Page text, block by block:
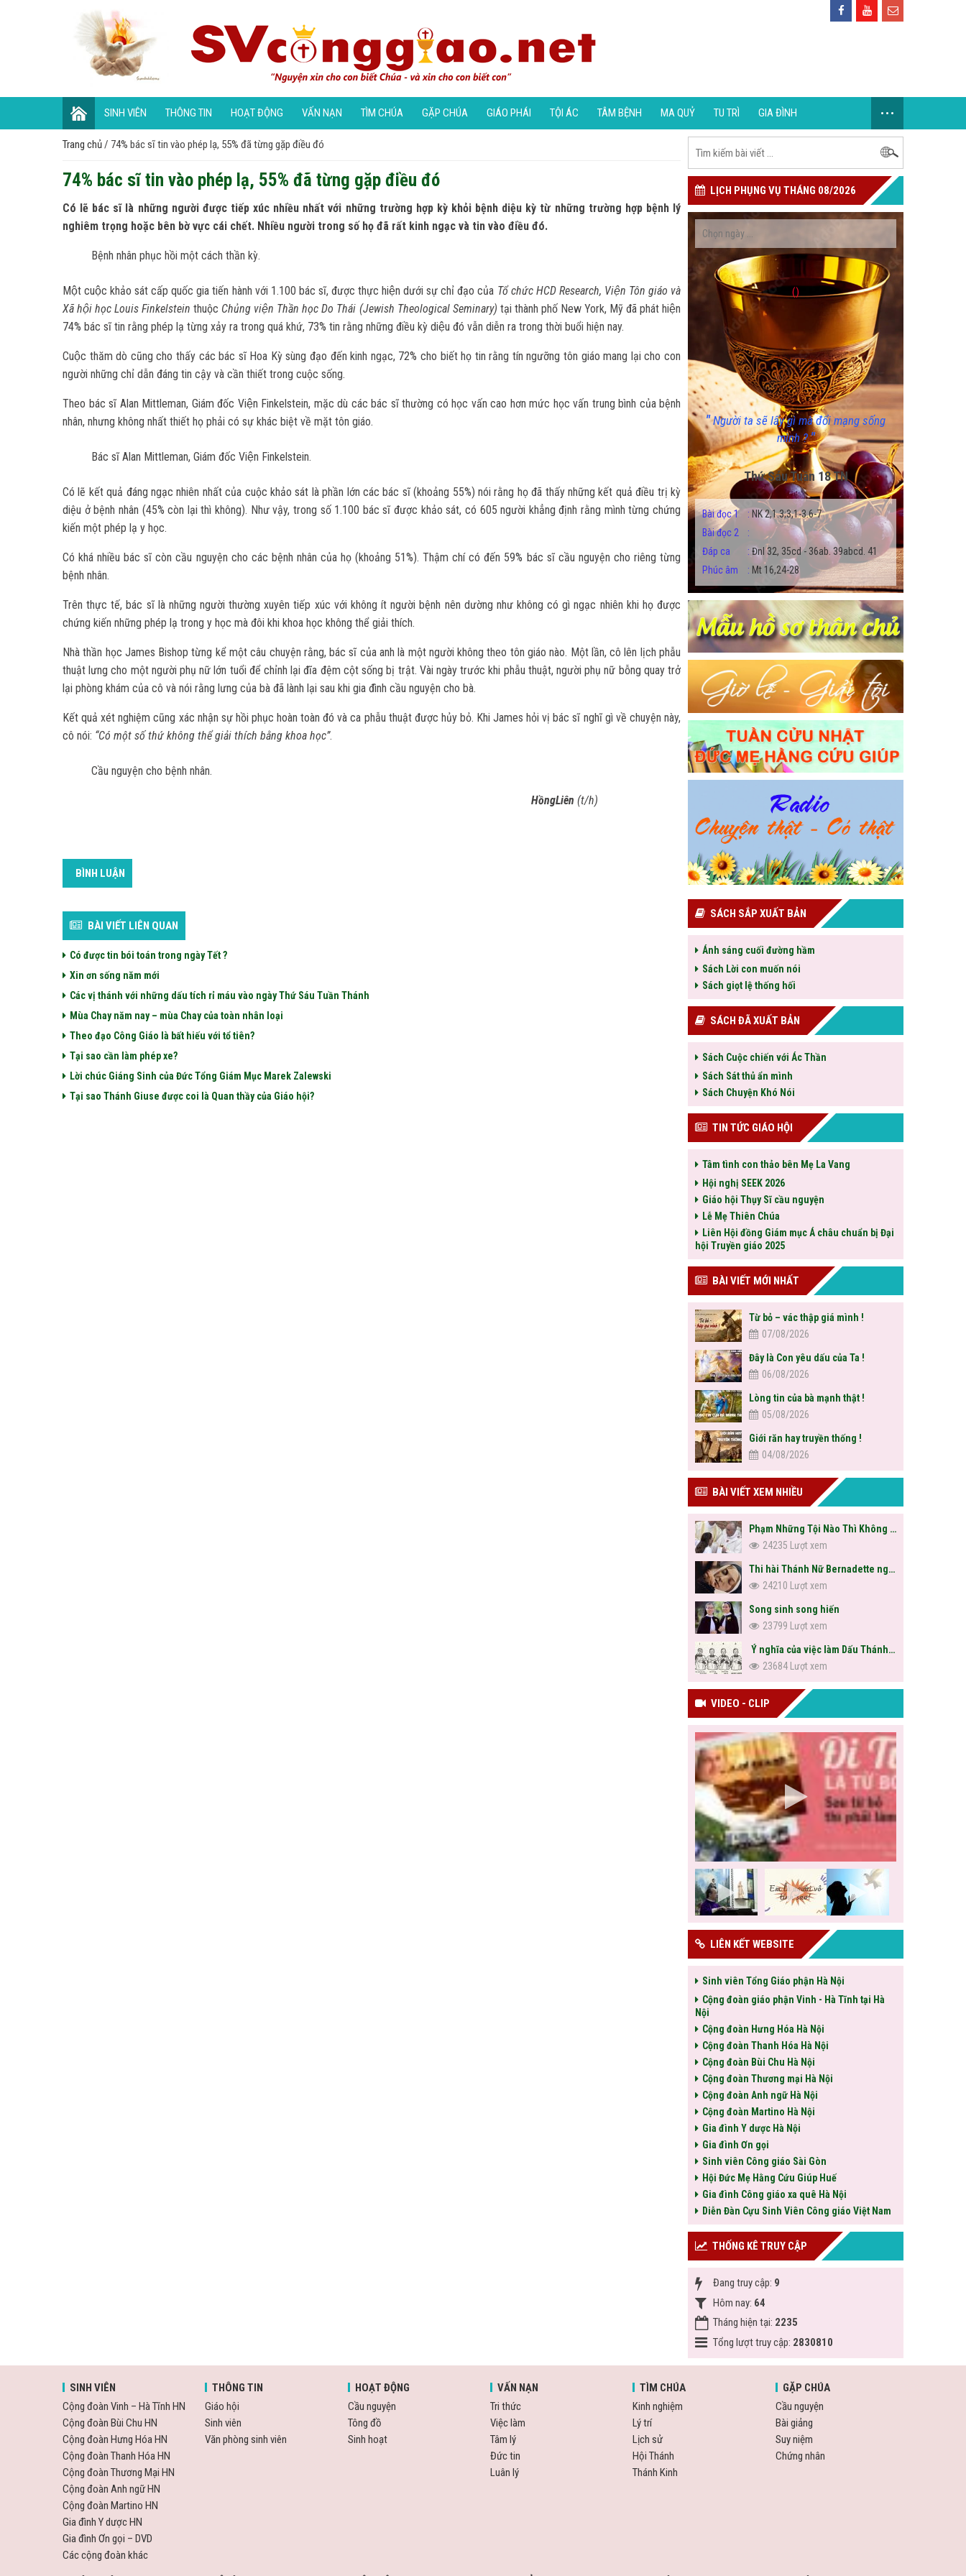
SINH VIÊN THÔNG TIN HOẠT ĐỘNG VẤN NẠN TÌM CHÚA GẶP CHÚA GIÁO PHÁI TỘI ÁC TÂM BỆNH MA QUỶ TU TRÌ GIA ĐÌNH ...
Trang chủ/ 74% bác sĩ tin vào phép lạ, 55% đã từng gặp điều đó
74% bác sĩ tin vào phép lạ, 55% đã từng gặp điều đó
Có lẽ bác sĩ là những người được tiếp xúc nhiều nhất với những trường hợp kỳ khỏi bệnh diệu kỳ từ những trường hợp bệnh lý
nghiêm trọng hoặc bên bờ vực cái chết. Nhiều người trong số họ đã rất kinh ngạc và tin vào điều đó.
Bệnh nhân phục hồi một cách thần kỳ.
Một cuộc khảo sát cấp quốc gia tiến hành với 1.100 bác sĩ, được thực hiện dưới sự chỉ đạo của Tổ chức HCD Research, Viện Tôn giáo và
Xã hội học Louis Finkelstein thuộc Chủng viện Thần học Do Thái (Jewish Theological Seminary) tại thành phố New York, Mỹ đã phát hiện
74% bác sĩ tin rằng phép lạ từng xảy ra trong quá khứ, 73% tin rằng những điều kỳ diệu đó vẫn diễn ra trong thời buổi hiện nay.
Cuộc thăm dò cũng cho thấy các bác sĩ Hoa Kỳ sùng đạo đến kinh ngạc, 72% cho biết họ tin rằng tín ngưỡng tôn giáo mang lại cho con
người những chỉ dẫn đáng tin cậy và cần thiết trong cuộc sống.
Theo bác sĩ Alan Mittleman, Giám đốc Viện Finkelstein, mặc dù các bác sĩ thường có học vấn cao hơn mức học vấn trung bình của bệnh
nhân, nhưng không nhất thiết họ phải có sự khác biệt về mặt tôn giáo.
Bác sĩ Alan Mittleman, Giám đốc Viện Finkelstein.
Có lẽ kết quả đáng ngạc nhiên nhất của cuộc khảo sát là phần lớn các bác sĩ (khoảng 55%) nói rằng họ đã thấy những kết quả điều trị kỳ
diệu ở bệnh nhân (45% còn lại thì không). Như vậy, trong số 1.100 bác sĩ được khảo sát, có 605 người khẳng định rằng mình từng chứng
kiến một phép lạ y học.
Có khá nhiều bác sĩ còn cầu nguyện cho các bệnh nhân của họ (khoảng 51%). Thậm chí có đến 59% bác sĩ cầu nguyện cho riêng từng
bệnh nhân.
Trên thực tế, bác sĩ là những người thường xuyên tiếp xúc với không ít người bệnh nên dường như không có gì ngạc nhiên khi họ được
chứng kiến những phép lạ trong y học mà đôi khi khoa học không thể giải thích.
Nhà thần học James Bishop từng kể một câu chuyện rằng, bác sĩ của anh là một người không theo tôn giáo nào. Một lần, cô lên lịch phẫu
thuật lưng cho một người phụ nữ lớn tuổi để chỉnh lại đĩa đệm cột sống bị trật. Vài ngày trước khi phẫu thuật, người phụ nữ bỗng quay trở
lại phòng khám của cô và nói rằng lưng của bà đã lành lại sau khi gia đình cầu nguyện cho bà.
Kết quả xét nghiệm cũng xác nhận sự hồi phục hoàn toàn đó và ca phẫu thuật được hủy bỏ. Khi James hỏi vị bác sĩ nghĩ gì về chuyện này,
cô nói: “Có một số thứ không thể giải thích bằng khoa học”.
Cầu nguyện cho bệnh nhân.
HồngLiên (t/h)
BÌNH LUẬN
BÀI VIẾT LIÊN QUAN
Có được tin bói toán trong ngày Tết ?
Xin ơn sống năm mới
Các vị thánh với những dấu tích rỉ máu vào ngày Thứ Sáu Tuần Thánh
Mùa Chay năm nay – mùa Chay của toàn nhân loại
Theo đạo Công Giáo là bất hiếu với tổ tiên?
Tại sao cần làm phép xe?
Lời chúc Giáng Sinh của Đức Tổng Giám Mục Marek Zalewski
Tại sao Thánh Giuse được coi là Quan thầy của Giáo hội?
LỊCH PHỤNG VỤ THÁNG 08/2026
()
"Người ta sẽ lấy gì mà đổi mạng sống
mình ?"
Thứ Sáu Tuần 18 TN
Bài đọc 1 : NK 2,1.3;3,1-3.6-7
Bài đọc 2
:
Đáp ca
: Đnl 32, 35cd - 36ab. 39abcd. 41
Phúc âm
: Mt 16,24-28
SÁCH SẮP XUẤT BẢN
Ánh sáng cuối đường hầm
Sách Lời con muốn nói
Sách giọt lệ thống hối
SÁCH ĐÃ XUẤT BẢN
Sách Cuộc chiến với Ác Thần
Sách Sát thủ ẩn mình
Sách Chuyện Khó Nói
TIN TỨC GIÁO HỘI
Tâm tình con thảo bên Mẹ La Vang
Hội nghị SEEK 2026
Giáo hội Thụy Sĩ cầu nguyện
Lễ Mẹ Thiên Chúa
Liên Hội đồng Giám mục Á châu chuẩn bị Đại
hội Truyền giáo 2025
BÀI VIẾT MỚI NHẤT
Từ bỏ – vác thập giá mình !
07/08/2026
Đây là Con yêu dấu của Ta !
06/08/2026
Lòng tin của bà mạnh thật !
05/08/2026
Giới răn hay truyền thống !
04/08/2026
BÀI VIẾT XEM NHIỀU
Phạm Những Tội Nào Thì Không Được Rước Lễ?
24235 Lượt xem
Thi hài Thánh Nữ Bernadette nguyên vẹn sau hơn trăm năm
24210 Lượt xem
Song sinh song hiến
23799 Lượt xem
Ý nghĩa của việc làm Dấu Thánh Giá
23684 Lượt xem
VIDEO - CLIP
LIÊN KẾT WEBSITE
Sinh viên Tổng Giáo phận Hà Nội
Cộng đoàn giáo phận Vinh - Hà Tĩnh tại Hà
Nội
Cộng đoàn Hưng Hóa Hà Nội
Cộng đoàn Thanh Hóa Hà Nội
Cộng đoàn Bùi Chu Hà Nội
Cộng đoàn Thương mại Hà Nội
Cộng đoàn Anh ngữ Hà Nội
Cộng đoàn Martino Hà Nội
Gia đình Y dược Hà Nội
Gia đình Ơn gọi
Sinh viên Công giáo Sài Gòn
Hội Đức Mẹ Hằng Cứu Giúp Huế
Gia đình Công giáo xa quê Hà Nội
Diễn Đàn Cựu Sinh Viên Công giáo Việt Nam
THỐNG KÊ TRUY CẬP
Đang truy cập: 9
Hôm nay: 64
Tháng hiện tại: 2235
Tổng lượt truy cập: 2830810
SINH VIÊN
Cộng đoàn Vinh – Hà Tĩnh HN
Cộng đoàn Bùi Chu HN
Cộng đoàn Hưng Hóa HN
Cộng đoàn Thanh Hóa HN
Cộng đoàn Thương Mại HN
Cộng đoàn Anh ngữ HN
Cộng đoàn Martino HN
Gia đình Y dược HN
Gia đình Ơn gọi – DVD
Các cộng đoàn khác
THÔNG TIN
Giáo hội
Sinh viên
Văn phòng sinh viên
HOẠT ĐỘNG
Cầu nguyện
Tông đồ
Sinh hoạt
VẤN NẠN
Tri thức
Việc làm
Tâm lý
Đức tin
Luân lý
TÌM CHÚA
Kinh nghiệm
Lý trí
Lịch sử
Hội Thánh
Thánh Kinh
GẶP CHÚA
Cầu nguyện
Bài giảng
Suy niệm
Chứng nhân